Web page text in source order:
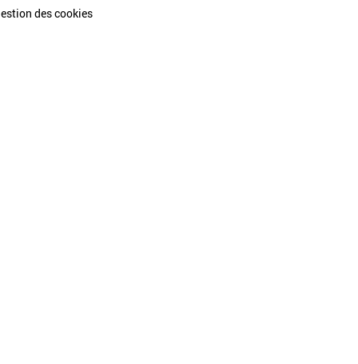
des cookies